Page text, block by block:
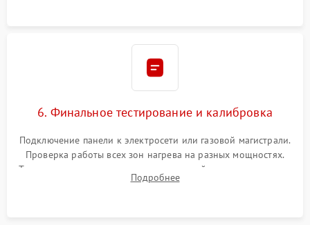
6. Финальное тестирование и калибровка
Подключение панели к электросети или газовой магистрали.
Проверка работы всех зон нагрева на разных мощностях.
Тестирование сенсорного управления, таймера, индикаторов
остаточного тепла и систем защиты от перегрева.
Подробнее